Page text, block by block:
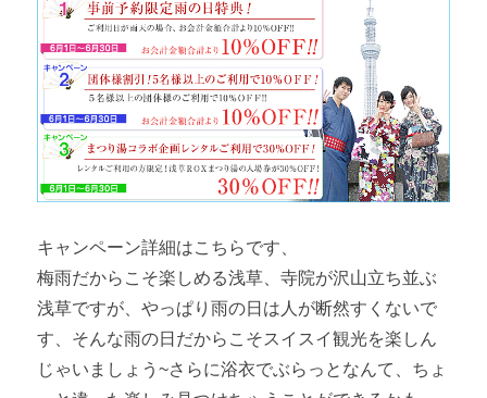
キャンペーン詳細はこちらです、
梅雨だからこそ楽しめる浅草、寺院が沢山立ち並ぶ
浅草ですが、やっぱり雨の日は人が断然すくないで
す、そんな雨の日だからこそスイスイ観光を楽しん
じゃいましょう~さらに浴衣でぶらっとなんて、ちょ